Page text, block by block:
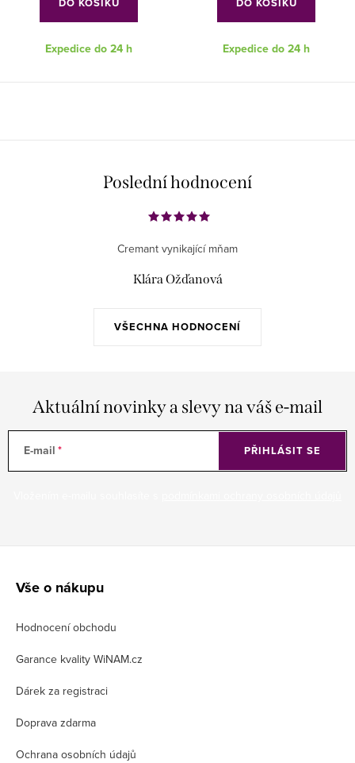
Expedice do 24 h Expedice do 24 h
Poslední hodnocení
VŠECHNA HODNOCENÍ
Cremant vynikající mňam
Klára Ožďanová
Aktuální novinky a slevy na váš e-mail
E-mail PŘIHLÁSIT SE
Vše o nákupu
Hodnocení obchodu
Garance kvality WiNAM.cz
Dárek za registraci
Doprava zdarma
Ochrana osobních údajů